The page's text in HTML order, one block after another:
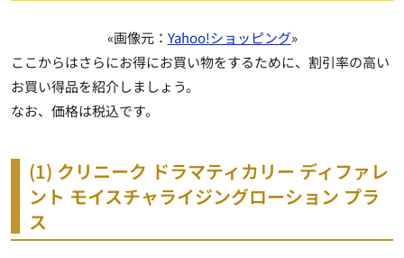
«画像元： Yahoo!ショッピング»
ここからはさらにお得にお買い物をするために、割引率の高い
お買い得品を紹介しましょう。
なお、価格は税込です。
(1) クリニーク ドラマティカリー ディファレ
ント モイスチャライジングローション プラ
ス